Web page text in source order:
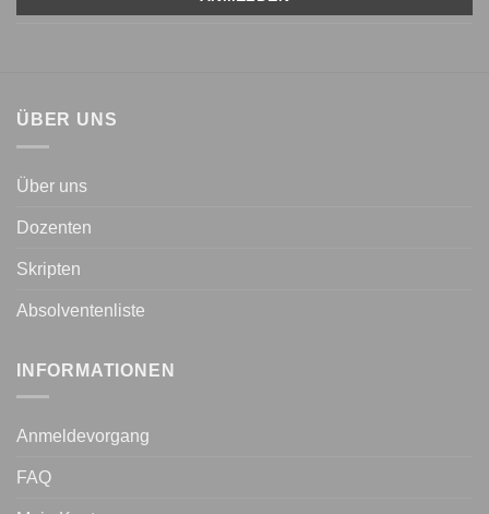
ÜBER UNS
Über uns
Dozenten
Skripten
Absolventenliste
INFORMATIONEN
Anmeldevorgang
FAQ